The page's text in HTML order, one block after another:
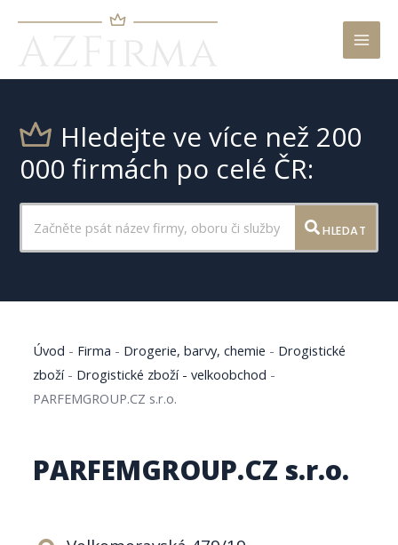
Hledejte ve více než 200
000 firmách po celé ČR:
HLEDAT
Úvod - Firma - Drogerie, barvy, chemie - Drogistické
zboží- Drogistické zboží - velkoobchod -
PARFEMGROUP.CZ s.r.o.
PARFEMGROUP.CZ s.r.o.